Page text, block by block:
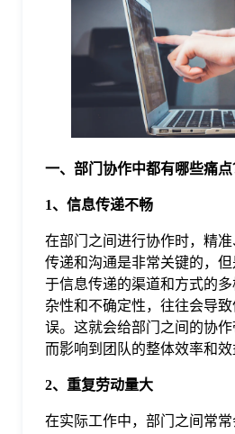
一、部门协作中都有哪些痛点
1、信息传递不畅
在部门之间进行协作时，精
传递和沟通是非常关键的，
于信息传递的渠道和方式的
杂性和不确定性，往往会导
误。这就会给部门之间的协
而影响到团队的整体效率和效
2、重复劳动量大
在实际工作中，部门之间常